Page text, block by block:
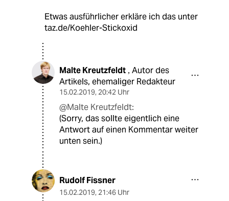
Etwas ausführlicher erkläre ich das unter
taz.de/Koehler-Stickoxid
Malte Kreutzfeldt , Autor des
Artikels, ehemaliger Redakteur
15.02.2019, 20:42 Uhr
@Malte Kreutzfeldt:
(Sorry, das sollte eigentlich eine
Antwort auf einen Kommentar weiter
unten sein.)
Rudolf Fissner
15.02.2019, 21:46 Uhr